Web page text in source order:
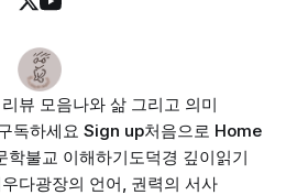
뷰 모음나와 삶 그리고 의미
독하세요 Sign up처음으로 Home
학불교 이해하기도덕경 깊이읽기
다광장의 언어, 권력의 서사